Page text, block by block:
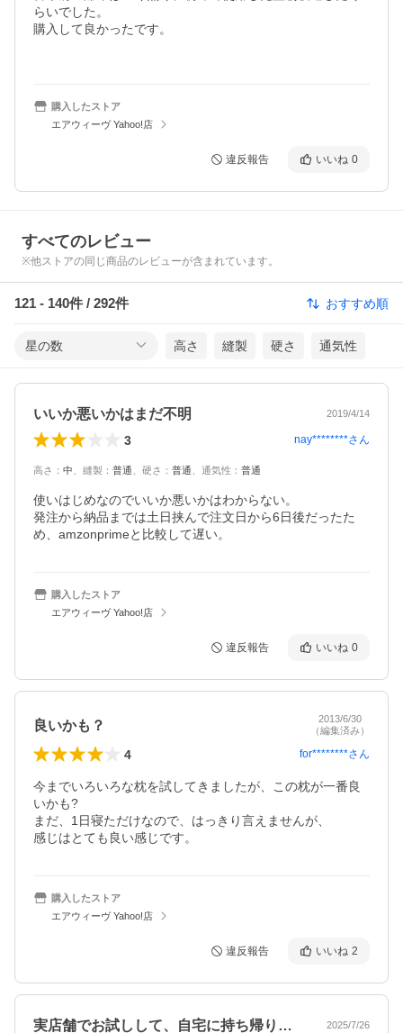
らいでした。
購入して良かったです。
購入したストア
エアウィーヴ Yahoo!店
違反報告 いいね 0
すべてのレビュー
※他ストアの同じ商品のレビューが含まれています。
121 - 140件 / 292件 おすすめ順
星の数 高さ 縫製 硬さ 通気性
いいか悪いかはまだ不明 2019/4/14
3 nay********さん
高さ ： 中 縫製 ： 普通 硬さ ： 普通 通気性 ： 普通
使いはじめなのでいいか悪いかはわからない。
発注から納品までは土日挟んで注文日から6日後だったた
め、amzonprimeと比較して遅い。
購入したストア
エアウィーヴ Yahoo!店
違反報告 いいね 0
良いかも？
2013/6/30
（編集済み）
4 for********さん
今までいろいろな枕を試してきましたが、この枕が一番良
いかも?
まだ、1日寝ただけなので、はっきり言えませんが、
感じはとても良い感じです。
購入したストア
エアウィーヴ Yahoo!店
違反報告 いいね 2
実店舗でお試しして、自宅に持ち帰り検討… 2025/7/26